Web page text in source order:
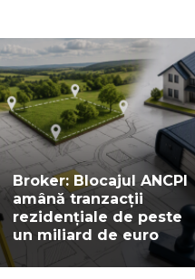
Broker: Blocajul ANCPI
amână tranzacții
rezidențiale de peste
un miliard de euro